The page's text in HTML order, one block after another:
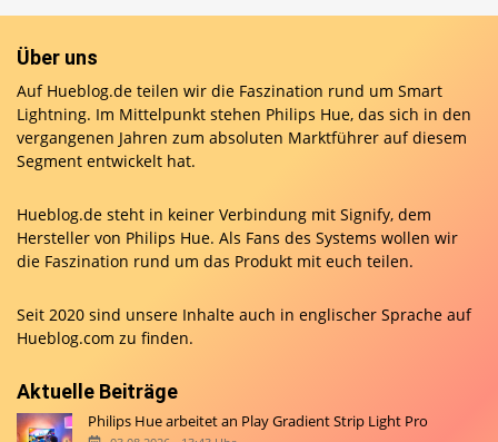
Über uns
Auf Hueblog.de teilen wir die Faszination rund um Smart
Lightning. Im Mittelpunkt stehen Philips Hue, das sich in den
vergangenen Jahren zum absoluten Marktführer auf diesem
Segment entwickelt hat.
Hueblog.de steht in keiner Verbindung mit Signify, dem
Hersteller von Philips Hue. Als Fans des Systems wollen wir
die Faszination rund um das Produkt mit euch teilen.
Seit 2020 sind unsere Inhalte auch in englischer Sprache auf
Hueblog.com zu finden.
Aktuelle Beiträge
Philips Hue arbeitet an Play Gradient Strip Light Pro